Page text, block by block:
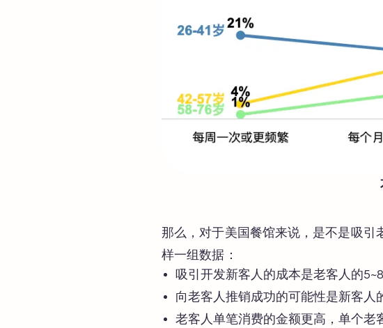
那么，对于美国餐馆来说，是不是吸
样一组数据：
吸引开发新客人的成本是老客人的5~8
向老客人推销成功的可能性是新客人
老客人单笔消费的金额更高，单个老